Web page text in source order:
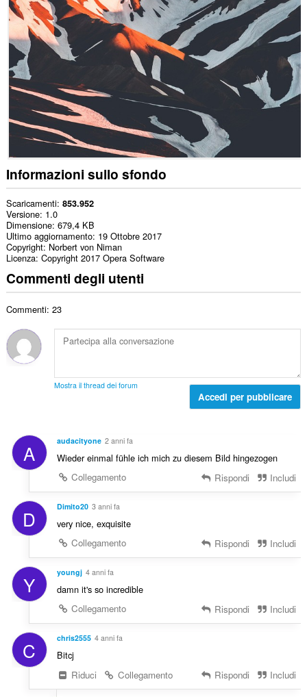
Informazioni sullo sfondo
Scaricamenti 853.952
Versione 1.0
Dimensione 679,4 KB
Ultimo aggiornamento 19 Ottobre 2017
Copyright Norbert von Niman
Licenza Copyright 2017 Opera Software
Commenti degli utenti
Commenti: 23
Mostra il thread dei forum
Accedi per pubblicare
A audacityone 2 anni fa
Wieder einmal fühle ich mich zu diesem Bild hingezogen
Collegamento
Rispondi Includi
D Dimito20 3 anni fa
very nice, exquisite
Collegamento
Rispondi Includi
Y youngj 4 anni fa
damn it's so incredible
Collegamento
Rispondi Includi
C chris2555 4 anni fa
Bitcj
Riduci
Collegamento Rispondi Includi